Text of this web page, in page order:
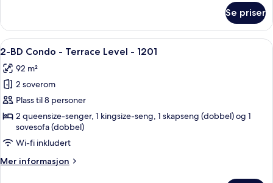
–
deluxe,
2
utsikt
mot
innsjø
Se priser
Åpne
alle
bildene
av
2-
BD
Condo
-
Terrace
Blendingsgardiner, strykejern/-brett
23
2-BD Condo - Terrace Level - 1201
92 m²
2 soverom
Plass til 8 personer
2 queensize-senger, 1 kingsize-seng, 1 skapseng (dobbel) og 1
sovesofa (dobbel)
Wi-fi inkludert
Mer informasjon
Mer